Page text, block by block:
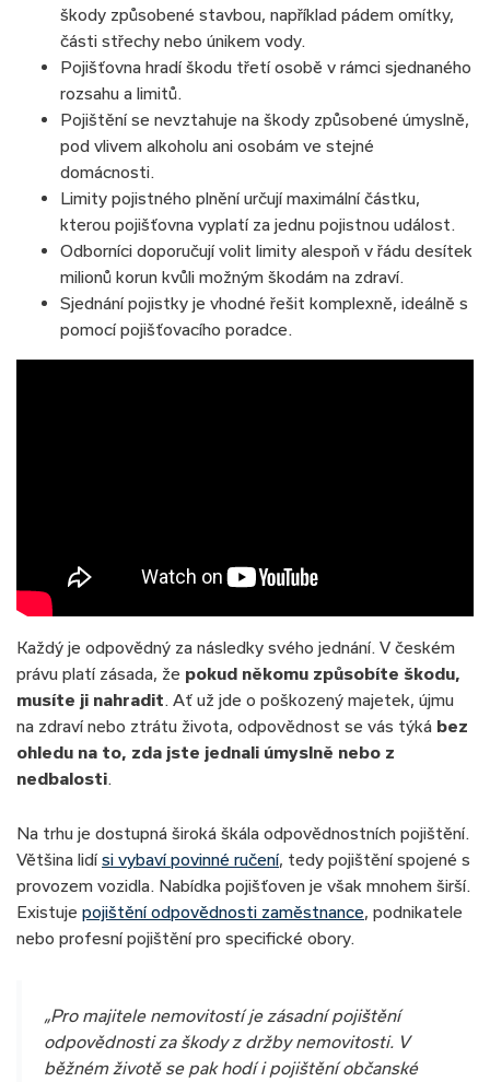
škody způsobené stavbou, například pádem omítky,
části střechy nebo únikem vody.
Pojišťovna hradí škodu třetí osobě v rámci sjednaného
rozsahu a limitů.
Pojištění se nevztahuje na škody způsobené úmyslně,
pod vlivem alkoholu ani osobám ve stejné
domácnosti.
Limity pojistného plnění určují maximální částku,
kterou pojišťovna vyplatí za jednu pojistnou událost.
Odborníci doporučují volit limity alespoň v řádu desítek
milionů korun kvůli možným škodám na zdraví.
Sjednání pojistky je vhodné řešit komplexně, ideálně s
pomocí pojišťovacího poradce.
Každý je odpovědný za následky svého jednání. V českém
právu platí zásada, že pokud někomu způsobíte škodu,
musíte ji nahradit. Ať už jde o poškozený majetek, újmu
na zdraví nebo ztrátu života, odpovědnost se vás týká bez
ohledu na to, zda jste jednali úmyslně nebo z
nedbalosti.
Na trhu je dostupná široká škála odpovědnostních pojištění.
Většina lidí si vybaví povinné ručení, tedy pojištění spojené s
provozem vozidla. Nabídka pojišťoven je však mnohem širší.
Existuje pojištění odpovědnosti zaměstnance, podnikatele
nebo profesní pojištění pro specifické obory.
„Pro majitele nemovitostí je zásadní pojištění
odpovědnosti za škody z držby nemovitosti. V
běžném životě se pak hodí i pojištění občanské